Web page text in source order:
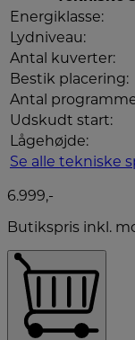
Energiklasse:
Lydniveau:
Antal kuverter:
Bestik placering:
Antal
Udskudt start:
Lågehøjde:
Se alle tekniske
6.999,-
Butikspris inkl.